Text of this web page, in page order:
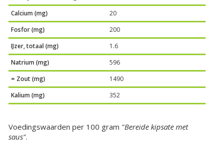
Calcium (mg)
20
Fosfor (mg)
200
IJzer, totaal (mg)
1.6
Natrium (mg)
596
= Zout (mg)
1490
Kalium (mg)
352
Voedingswaarden per 100 gram "Bereide kipsate met
saus".